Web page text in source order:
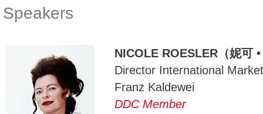
Speakers
NICOLE ROESLER（妮可
Director International
Franz Kaldewei
DDC Member